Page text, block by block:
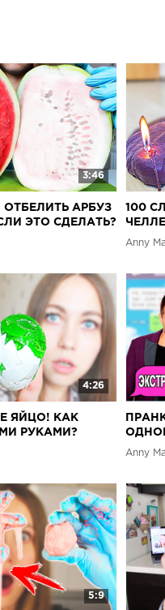
- Плейлист DIY -
ролики на разные темы.
видео, такие как
челленджи и пранки.
они так же нравятся
♡P.S.: видео выходят
следующий ролик --)В
снять этот челлендж,
ролики. Это уже
если вы поставите
3:46
АРБУЗ
ЭТО СДЕЛАТЬ?
100
Anny
4:26
ЯЙЦО! КАК
РУКАМИ?
Anny
5:9